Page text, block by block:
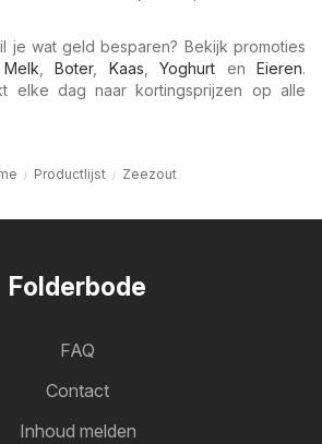
je wat geld besparen? Bekijk promoties
Melk Boter, Kaas Yoghurt en Eieren.
elke dag naar kortingsprijzen op alle
Productlijst Zeezout
Folderbode
FAQ
Contact
Inhoud melden